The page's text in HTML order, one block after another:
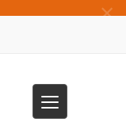
×
Toggle
navigation